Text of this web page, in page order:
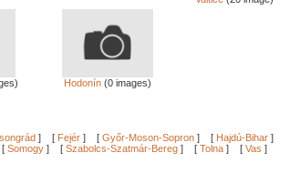
Hodonín (0 images)
] [ Fejér ] [ Győr-Moson-Sopron ] [ Hajdú-Bihar ]
[ Somogy ] [ Szabolcs-Szatmár-Bereg ] [ Tolna ] [ Vas ]